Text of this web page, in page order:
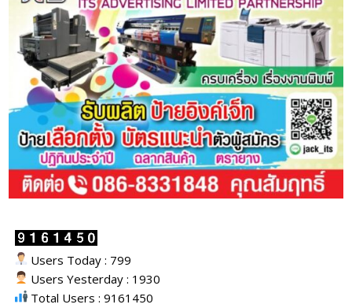
Users Today : 799
Users Yesterday : 1930
Total Users : 9161450